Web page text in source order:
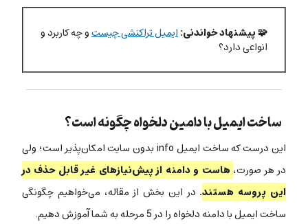
🧩 پیشنهاد خواندنی:ایمیل تراکنشی چیستو چه کاربرد و
انواعی دارد؟
ساخت ایمیل با دامین دلخواه چگونه است؟
این درست که ساخت ایمیل info بدون سایت امکان‌پذیر است؛ ولی
در هر صورت، هاست و دامنه از پیش‌نیازهای غیر قابل حذف در
این پروسه هستند. در این بخش از مقاله، می‌خواهیم چگونگی
ساخت ایمیل با دامنه دلخواه را در 5 مرحله به شما آموزش دهیم.